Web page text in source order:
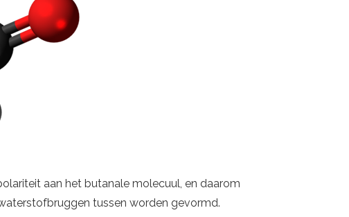
aan het butanale molecuul, en daarom
tussen worden gevormd.